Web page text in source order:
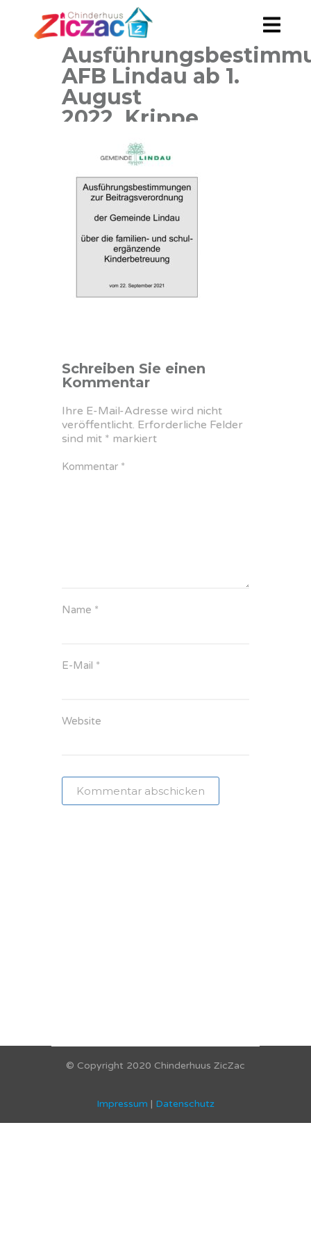
AFB Lindau ab 1.
August
2022_Krippe
Schreiben Sie einen
Kommentar
Ihre E-Mail-Adresse wird nicht
veröffentlicht. Erforderliche Felder
sind mit * markiert
Kommentar *
Name *
E-Mail *
Website
© Copyright 2020 Chinderhuus ZicZac
Impressum | Datenschutz